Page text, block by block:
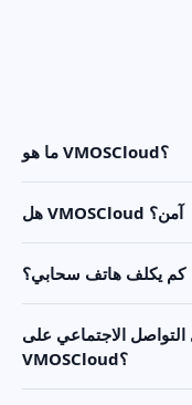
ما هو VMOSCloud؟
هل VMOSCloud آمن؟
كم يكلف هاتف سحابي؟
الاجتماعي على
VMOSCloud؟